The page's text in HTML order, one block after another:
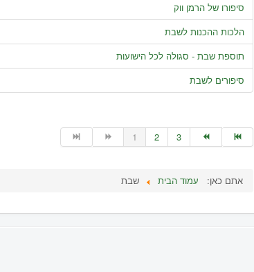
סיפורו של הרמן ווק
הלכות ההכנות לשבת
תוספת שבת - סגולה לכל הישועות
סיפורים לשבת
1 2 3
אתם כאן: עמוד הבית שבת